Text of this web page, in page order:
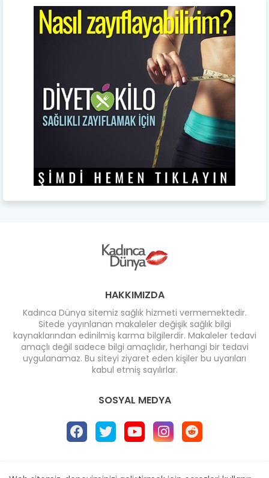
HAKKIMIZDA
Kadınca Dünya sitemiz sağlık hizmeti vermemektedir.
Sitede yayınlanan makaleler değişik sağlık bilgi
kaynaklarından edinilmiş karma bilgilerdir. Makaleler tedavi
amaçlı değil sadece bilgi amaçlıdır, herhangi bir tedavi
uygulanamaz. Bu siteyi ziyaret eden kişiler bu uyarıları
kabul etmiş sayılırlar.
SOSYAL MEDYA